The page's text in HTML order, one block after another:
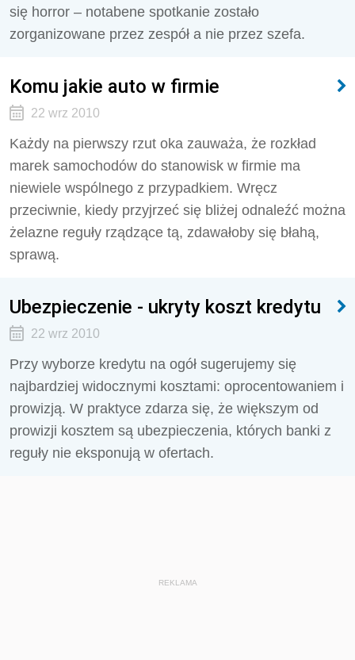
się horror – notabene spotkanie zostało
zorganizowane przez zespół a nie przez szefa.
Komu jakie auto w firmie
22 wrz 2010
Każdy na pierwszy rzut oka zauważa, że rozkład
marek samochodów do stanowisk w firmie ma
niewiele wspólnego z przypadkiem. Wręcz
przeciwnie, kiedy przyjrzeć się bliżej odnaleźć można
żelazne reguły rządzące tą, zdawałoby się błahą,
sprawą.
Ubezpieczenie - ukryty koszt kredytu
22 wrz 2010
Przy wyborze kredytu na ogół sugerujemy się
najbardziej widocznymi kosztami: oprocentowaniem i
prowizją. W praktyce zdarza się, że większym od
prowizji kosztem są ubezpieczenia, których banki z
reguły nie eksponują w ofertach.
REKLAMA